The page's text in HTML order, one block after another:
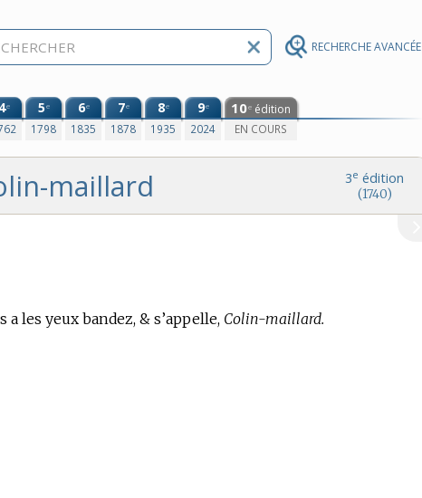
RECHERCHE AVANCÉE
4e 5e
1798
6e
1835
7e
1878
8e
1935
9e
2024
10e édition
EN COURS
3e édition
(1740)
maillard
les yeux bandez, & s’appelle, Colin-maillard.